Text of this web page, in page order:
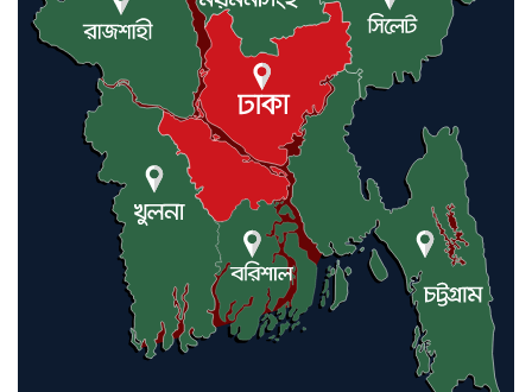
আন্তর্জাতিক মানবাধিকার সম্মেলনে
বিশেষ সম্মাননা পেলেন ফারুক খাঁন,
শ্রীমঙ্গলে সংবর্ধনা